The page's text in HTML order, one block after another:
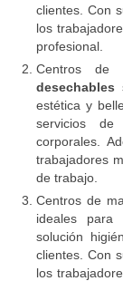
clientes. Con
los
profesional.
Centros de
desechables
estética y
servicios de
corporales.
trabajadores
de trabajo.
Centros de
ideales para
solución
clientes. Con
los